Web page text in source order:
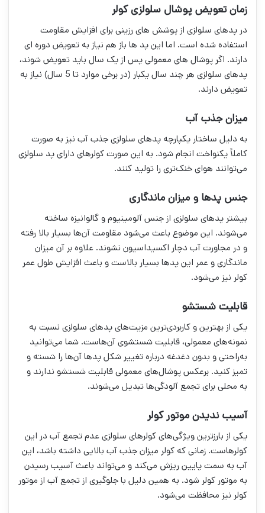
زمان تعویض پوشال سلولزی کولر
در پدهای سلولزی از پوشش های رزینی برای افزایش مقاومت
استفاده شده است. اما این پد ها باز هم نیاز به تعویض دوره ای
دارند. اگر پوشال های معمولی پس از یک سال باید تعویض شوند،
پدهای سلولزی هر چند سال یکبار (در برخی موارد تا 5 سال) نیاز به
تعویض دارند.
میزان جذب آب
به دلیل ساختار یکپارچه پدهای سلولزی جذب آب نیز به صورت
کاملاً یکنواخت انجام شود. به این صورت کولرهای دارای پد سلولزی
می‌توانند هوای خنک‌تری را تولید کنند.
جنس پدها و میزان ماندگاری
بیشتر پدهای سلولزی از جنس آلومینیوم و گالوانیزه ساخته
می‌شوند. این موضوع باعث می‌شود مقاومت آن‌ها بسیار بالا رفته
و در مجاورت آب دچار اکسیداسیون نشوند. علاوه بر آن میزان
ماندگاری و عمر این پدها بسیار بالاست و باعث افزایش طول عمر
کولر نیز می‌شود.
قابلیت شستشو
یکی از بهترین و کاربردی‌ترین مزیت‌های پدهای سلولزی نسبت به
نمونه‌های معمولی، قابلیت شستشوی آن‌هاست. شما می‌توانید
به‌راحتی و بدون دغدغه درباره تغییر شکل پدها آن‌ها را شسته و
تمیز کنید. برعکس پوشال‌های معمولی قابلیت شستشو ندارند و
به محلی برای تجمع آلودگی‌ها تبدیل می‌شوند.
آسیب ندیدن موتور کولر
یکی از بارزترین ویژگی‌های کولرهای سلولزی عدم تجمع آب در این
کولرهاست. زمانی که کولر میزان جذب آب بالایی داشته باشد، این
آب به سمت پایین ریزش می‌کند و می‌تواند باعث آسیب رسیدن
به موتور کولر شود. به همین دلیل با جلوگیری از تجمع آب از موتور
کولر نیز محافظت می‌شود.